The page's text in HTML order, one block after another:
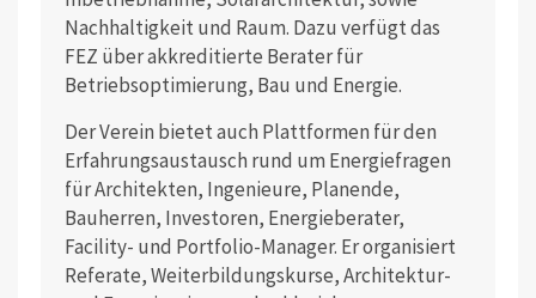
Nachhaltigkeit und Raum. Dazu verfügt das
FEZ über akkreditierte Berater für
Betriebsoptimierung, Bau und Energie.
Der Verein bietet auch Plattformen für den
Erfahrungsaustausch rund um Energiefragen
für Architekten, Ingenieure, Planende,
Bauherren, Investoren, Energieberater,
Facility- und Portfolio-Manager. Er organisiert
Referate, Weiterbildungskurse, Architektur-